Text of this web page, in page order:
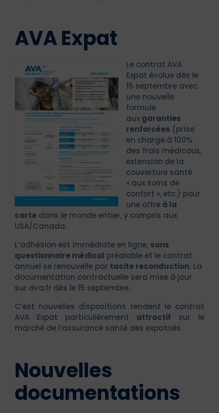
AVA Expat
Le contrat AVA
Expat évolue dès le
15 septembre avec
une nouvelle
formule
aux garanties
renforcées (prise
en charge à 100%
des frais médicaux,
extension de la
couverture santé
« aux soins de
confort », etc.) pour
une offre à la
carte dans le monde entier, y compris aux
USA/Canada.
L’adhésion est immédiate en ligne, sans
questionnaire médical préalable et le contrat
annuel se renouvelle par tacite reconduction. La
documentation contractuelle sera mise à jour
sur ava.fr dès le 15 septembre.
C’est nouvelles dispositions rendent le contrat
AVA Expat particulièrement attractif sur le
marché de l’assurance santé des expatriés.
Nouvelles
documentations